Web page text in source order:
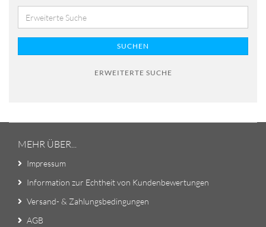
SUCHEN
ERWEITERTE SUCHE
MEHR ÜBER...
Impressum
Information zur Echtheit von Kundenbewertungen
Versand- & Zahlungsbedingungen
AGB